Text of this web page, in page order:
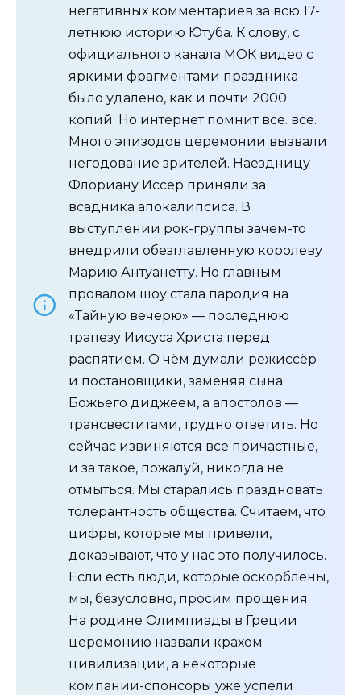
негативных комментариев за всю 17-
летнюю историю Ютуба. К слову, с
официального канала МОК видео с
яркими фрагментами праздника
было удалено, как и почти 2000
копий. Но интернет помнит все. все.
Много эпизодов церемонии вызвали
негодование зрителей. Наездницу
Флориану Иссер приняли за
всадника апокалипсиса. В
выступлении рок-группы зачем-то
внедрили обезглавленную королеву
Марию Антуанетту. Но главным
провалом шоу стала пародия на
«Тайную вечерю» — последнюю
трапезу Иисуса Христа перед
распятием. О чём думали режиссёр
и постановщики, заменяя сына
Божьего диджеем, а апостолов —
трансвеститами, трудно ответить. Но
сейчас извиняются все причастные,
и за такое, пожалуй, никогда не
отмыться. Мы старались праздновать
толерантность общества. Считаем, что
цифры, которые мы привели,
доказывают, что у нас это получилось.
Если есть люди, которые оскорблены,
мы, безусловно, просим прощения.
На родине Олимпиады в Греции
церемонию назвали крахом
цивилизации, а некоторые
компании-спонсоры уже успели